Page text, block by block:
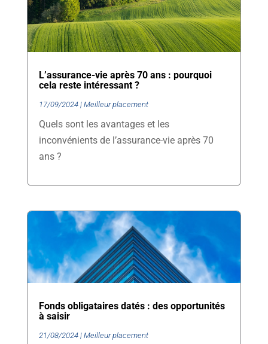
L’assurance-vie après 70 ans : pourquoi
cela reste intéressant ?
17/09/2024| Meilleur placement
Quels sont les avantages et les
inconvénients de l’assurance-vie après 70
ans ?
Fonds obligataires datés : des opportunités
à saisir
21/08/2024| Meilleur placement